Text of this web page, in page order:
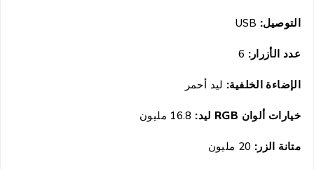
التوصيل: USB
عدد الأزرار: 6
الإضاءة الخلفية:ليد أحمر
خيارات ألوان RGB ليد: 16.8 مليون
متانة الزر: 20 مليون